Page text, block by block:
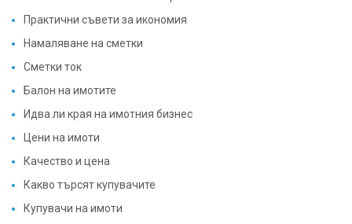
Практични съвети за икономия
Намаляване на сметки
Сметки ток
Балон на имотите
Идва ли края на имотния бизнес
Цени на имоти
Качество и цена
Какво търсят купувачите
Купувачи на имоти